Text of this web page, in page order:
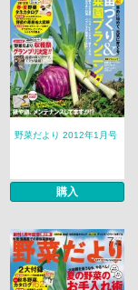
野菜だより 2012年1月号
購入